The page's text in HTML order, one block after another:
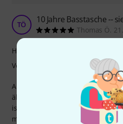
TÖ 10 Jahre Basstasche --
Thomas Ö.
Also die Größe passt auf jeden
ähnliche Instrumentenformate
ist echt solide. Da ich die Tasche
man jetzt vielleicht auch davon
Handling
Verarbeitung